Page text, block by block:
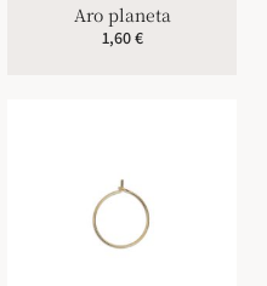
Aro planeta
1,60€